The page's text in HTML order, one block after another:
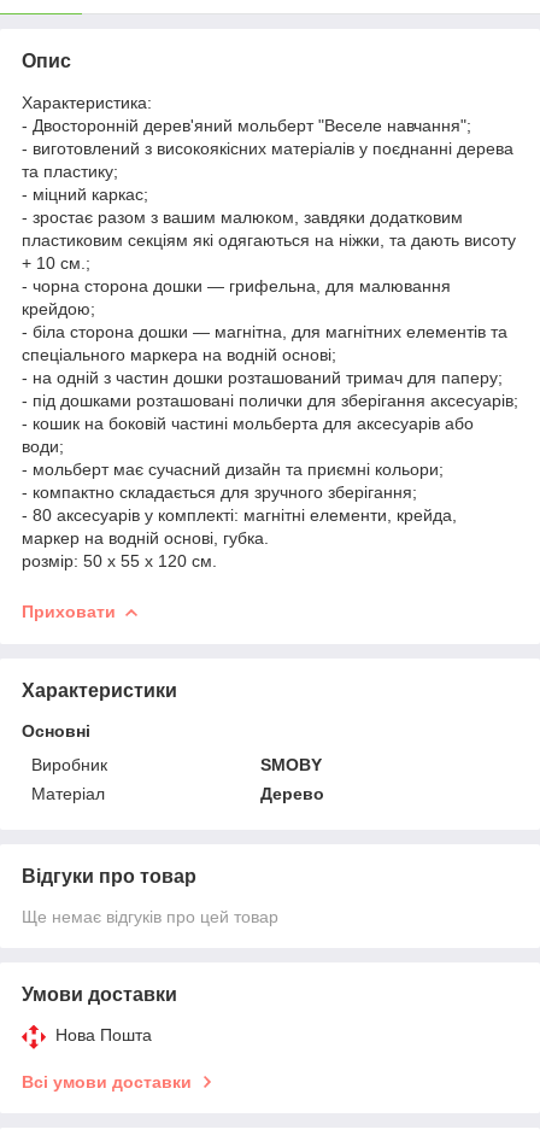
Опис
Характеристика:
- Двосторонній дерев'яний мольберт "Веселе навчання";
- виготовлений з високоякісних матеріалів у поєднанні дерева
та пластику;
- міцний каркас;
- зростає разом з вашим малюком, завдяки додатковим
пластиковим секціям які одягаються на ніжки, та дають висоту
+ 10 см.;
- чорна сторона дошки — грифельна, для малювання
крейдою;
- біла сторона дошки — магнітна, для магнітних елементів та
спеціального маркера на водній основі;
- на одній з частин дошки розташований тримач для паперу;
- під дошками розташовані полички для зберігання аксесуарів;
- кошик на боковій частині мольберта для аксесуарів або
води;
- мольберт має сучасний дизайн та приємні кольори;
- компактно складається для зручного зберігання;
- 80 аксесуарів у комплекті: магнітні елементи, крейда,
маркер на водній основі, губка.
розмір: 50 х 55 х 120 см.
Приховати
Характеристики
Основні
Виробник
SMOBY
Матеріал
Дерево
Відгуки про товар
Ще немає відгуків про цей товар
Умови доставки
Нова Пошта
Всі умови доставки